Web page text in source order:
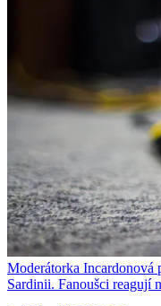
Moderátorka Incardonová
Sardinii. Fanoušci reagují